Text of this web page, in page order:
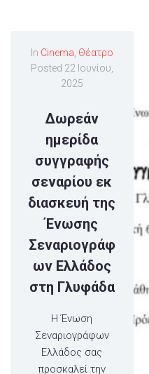
In Cinema Θέατρο
Posted 22 Ιουνίου,
2025
Δωρεάν
ημερίδα
συγγραφής
σεναρίου εκ
διασκευή της
Ένωσης
Σεναριογράφ
ων Ελλάδος
στη Γλυφάδα
Η Ένωση
Σεναριογράφων
Ελλάδος σας
προσκαλεί την